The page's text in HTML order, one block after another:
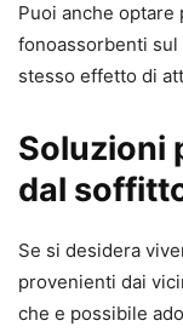
Puoi anche optare
fonoassorbenti
stesso effetto di
Soluzioni
dal
Se si desidera
provenienti dai
che e possibile